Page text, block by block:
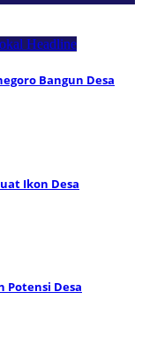
Headline
Bangun Desa
Ikon Desa
Potensi Desa